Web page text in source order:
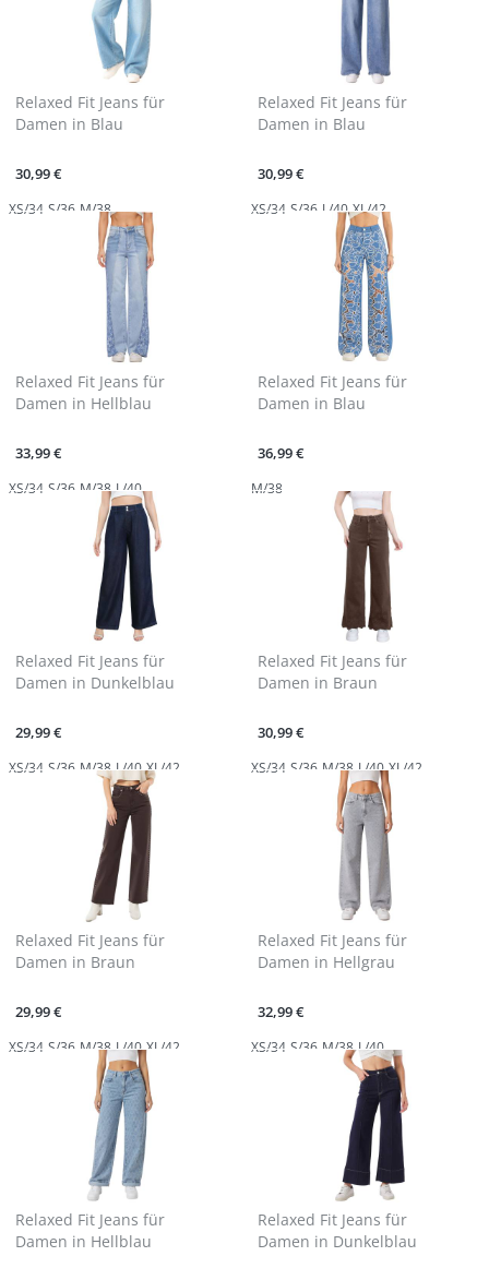
Relaxed Fit Jeans für
Damen in Blau
30,99 €
XS/34 S/36 M/38
Relaxed Fit Jeans für
Damen in Blau
30,99 €
XS/34 S/36 L/40 XL/42
Relaxed Fit Jeans für
Damen in Hellblau
33,99 €
XS/34 S/36 M/38 L/40
Relaxed Fit Jeans für
Damen in Blau
36,99 €
M/38
Relaxed Fit Jeans für
Damen in Dunkelblau
29,99 €
XS/34 S/36 M/38 L/40 XL/42
Relaxed Fit Jeans für
Damen in Braun
30,99 €
XS/34 S/36 M/38 L/40 XL/42
Relaxed Fit Jeans für
Damen in Braun
29,99 €
XS/34 S/36 M/38 L/40 XL/42
Relaxed Fit Jeans für
Damen in Hellgrau
32,99 €
XS/34 S/36 M/38 L/40
Relaxed Fit Jeans für
Damen in Hellblau
Relaxed Fit Jeans für
Damen in Dunkelblau